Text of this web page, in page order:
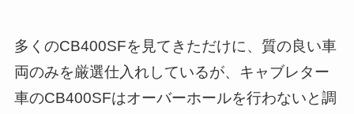
多くのCB400SFを見てきただけに、質の良い車
両のみを厳選仕入れしているが、キャブレター
車のCB400SFはオーバーホールを行わないと調